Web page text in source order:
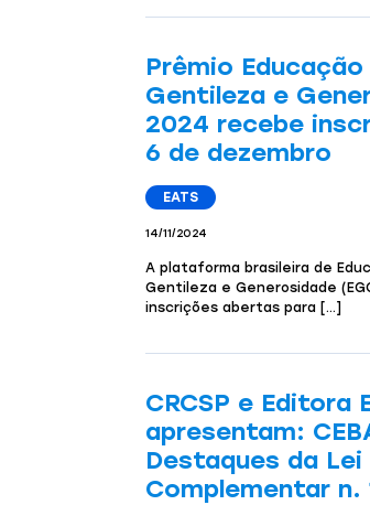
Prêmio
Gentileza e
2024 recebe
6 de dezembro
EATS
14/11/2024
A plataforma brasileira de
Gentileza e Generosidade
inscrições abertas para […]
CRCSP e Editora
apresentam:
Destaques da Lei
Complementar n.